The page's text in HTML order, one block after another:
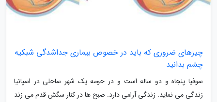
چیزهای ضروری که باید در خصوص بیماری جداشدگی شبکیه
چشم بدانید
سوفیا پنجاه و دو ساله است و در حومه یک شهر ساحلی در اسپانیا
زندگی می نماید. زندگی آرامی دارد. صبح ها در کنار سگش قدم می زند